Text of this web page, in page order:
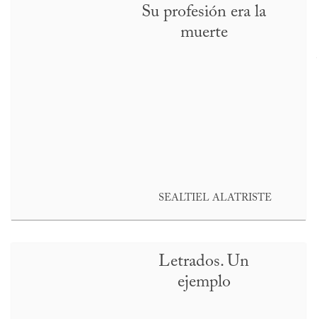
Su profesión era la
muerte
SEALTIEL ALATRISTE
Letrados. Un
ejemplo